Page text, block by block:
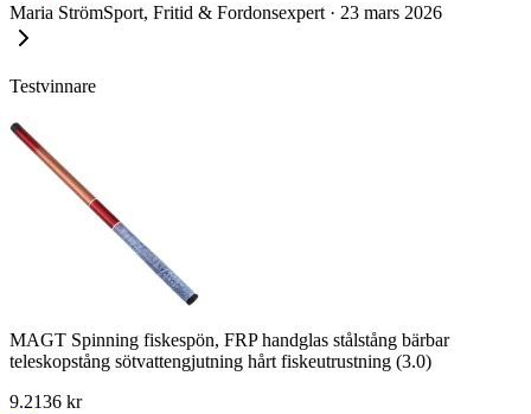
Maria StrömSport, Fritid & Fordonsexpert · 23 mars 2026
Testvinnare
MAGT Spinning fiskespön, FRP handglas stålstång bärbar
teleskopstång sötvattengjutning hårt fiskeutrustning (3.0)
9.2136 kr